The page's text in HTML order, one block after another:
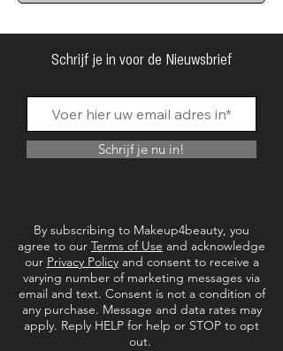
Schrijf je in voor de Nieuwsbrief
Schrijf je nu in!
By subscribing to Makeup4beauty, you
agree to our Terms of Use and acknowledge
our Privacy Policyand consent to receive a
varying number of marketing messages via
email and text. Consent is not a condition of
any purchase. Message and data rates may
apply. Reply HELP for help or STOP to opt
out.